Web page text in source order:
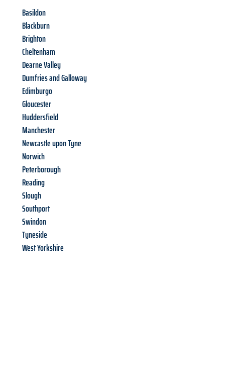
Basildon
Blackburn
Brighton
Cheltenham
Dearne Valley
Dumfries and Galloway
Edimburgo
Gloucester
Huddersfield
Manchester
Newcastle upon Tyne
Norwich
Peterborough
Reading
Slough
Southport
Swindon
Tyneside
West Yorkshire